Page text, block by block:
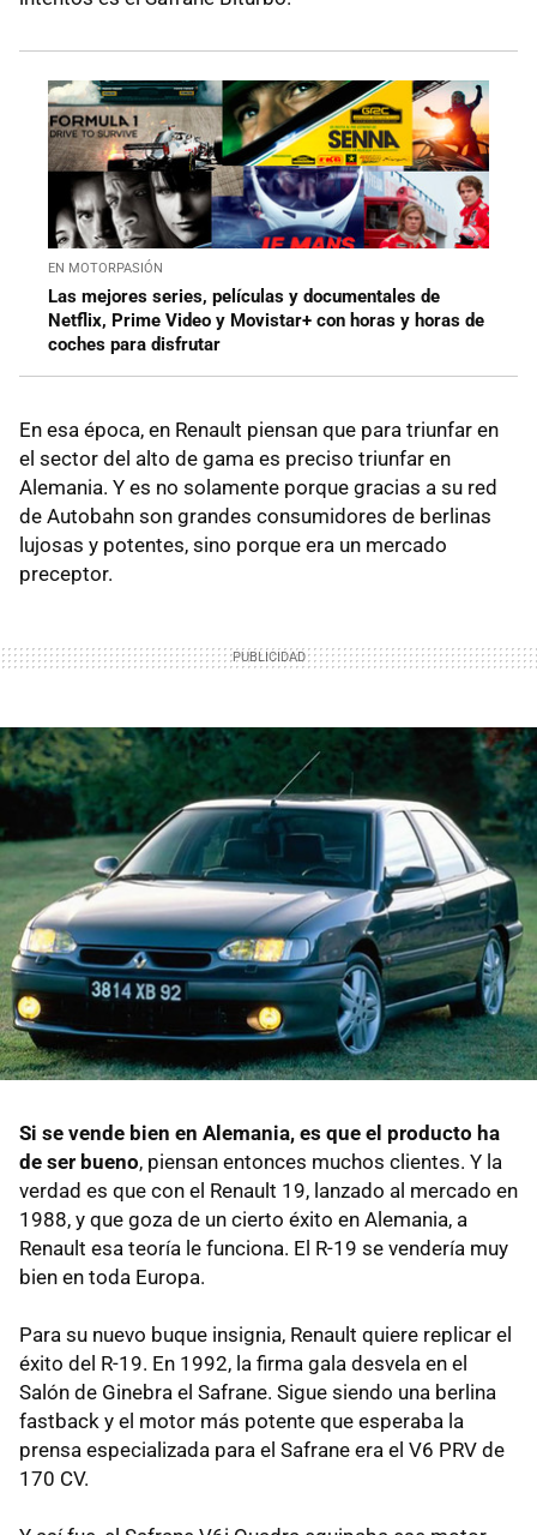
EN MOTORPASIÓN
Las mejores series, películas y documentales de
Netflix, Prime Video y Movistar+ con horas y horas de
coches para disfrutar
En esa época, en Renault piensan que para triunfar en
el sector del alto de gama es preciso triunfar en
Alemania. Y es no solamente porque gracias a su red
de Autobahn son grandes consumidores de berlinas
lujosas y potentes, sino porque era un mercado
preceptor.
Si se vende bien en Alemania, es que el producto ha
de ser bueno, piensan entonces muchos clientes. Y la
verdad es que con el Renault 19, lanzado al mercado en
1988, y que goza de un cierto éxito en Alemania, a
Renault esa teoría le funciona. El R-19 se vendería muy
bien en toda Europa.
Para su nuevo buque insignia, Renault quiere replicar el
éxito del R-19. En 1992, la firma gala desvela en el
Salón de Ginebra el Safrane. Sigue siendo una berlina
fastback y el motor más potente que esperaba la
prensa especializada para el Safrane era el V6 PRV de
170 CV.